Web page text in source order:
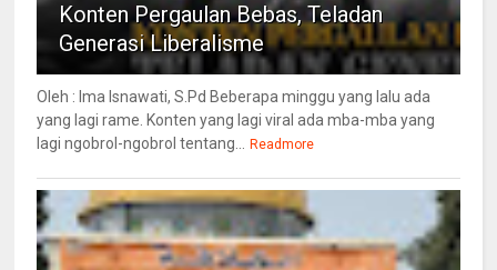
Konten Pergaulan Bebas, Teladan
Generasi Liberalisme
Oleh : Ima Isnawati, S.Pd Beberapa minggu yang lalu ada
yang lagi rame. Konten yang lagi viral ada mba-mba yang
lagi ngobrol-ngobrol tentang... Readmore